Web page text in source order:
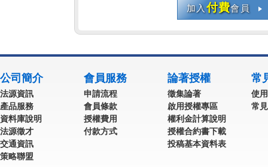
加入付費會員
公司簡介
法源資訊
產品服務
資料庫說明
法源徵才
交通資訊
策略聯盟
會員服務
申請流程
會員條款
授權費用
付款方式
論著授權
徵集論著
啟用授權專區
權利金計算說明
授權合約書下載
投稿基本資料表
常
使
常